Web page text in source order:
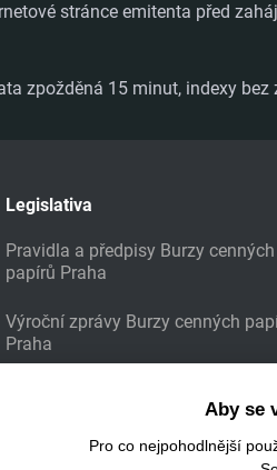
stránce emitenta před
zpožděná 15 minut, indexy
Legislativa
Pravidla a předpisy Burzy cenných
papírů Praha
Výroční zprávy Burzy cenných
Praha
Aby se
Pro co nejpohodlnější